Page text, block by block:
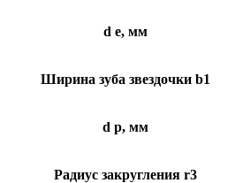
d e, мм
Ширина зуба звездочки b1
d p, мм
Радиус закругления r3